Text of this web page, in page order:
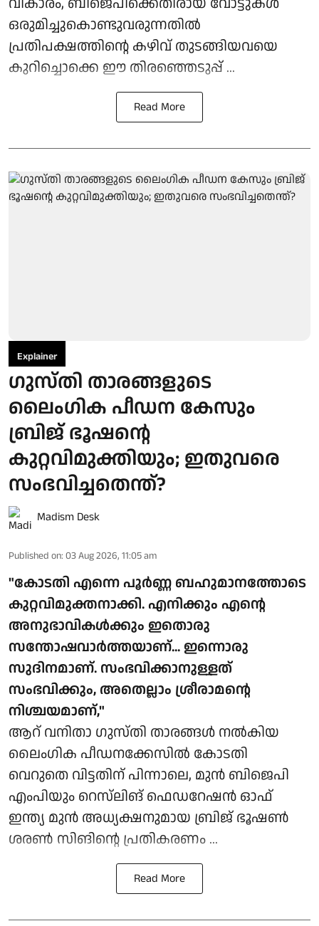
ഒരുമിച്ചുകൊണ്ടുവരുന്നതില്‍
പ്രതിപക്ഷത്തിന്റെ കഴിവ് തുടങ്ങിയവയെ
കുറിച്ചൊക്കെ ഈ തിരഞ്ഞെടുപ്പ് ...
Read More
Explainer
ഗുസ്തി താരങ്ങളുടെ
ലൈംഗിക പീഡന കേസും
ബ്രിജ് ഭൂഷന്റെ
കുറ്റവിമുക്തിയും; ഇതുവരെ
സംഭവിച്ചതെന്ത്?
Madism Desk
Published on: 03 Aug 2026, 11:05 am
"കോടതി എന്നെ പൂർണ്ണ ബഹുമാനത്തോടെ
കുറ്റവിമുക്തനാക്കി. എനിക്കും എന്റെ
അനുഭാവികൾക്കും ഇതൊരു
സന്തോഷവാർത്തയാണ്... ഇന്നൊരു
സുദിനമാണ്. സംഭവിക്കാനുള്ളത്
സംഭവിക്കും, അതെല്ലാം ശ്രീരാമന്റെ
നിശ്ചയമാണ്,"
ആറ് വനിതാ ഗുസ്തി താരങ്ങൾ നൽകിയ
ലൈംഗിക പീഡനക്കേസിൽ കോടതി
വെറുതെ വിട്ടതിന് പിന്നാലെ, മുൻ ബിജെപി
എംപിയും റെസ്‌ലിങ് ഫെഡറേഷൻ ഓഫ്
ഇന്ത്യ മുൻ അധ്യക്ഷനുമായ ബ്രിജ് ഭൂഷൺ
ശരൺ സിങിന്റെ പ്രതികരണം ...
Read More